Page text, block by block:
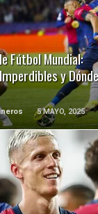
Fútbol Mundial:
y Dónde
5 MAYO, 2025
LEER MÁS
LEER MÁS